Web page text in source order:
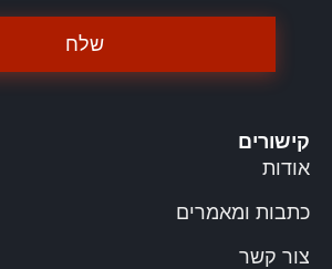
שלח
קישורים
אודות
כתבות ומאמרים
צור קשר